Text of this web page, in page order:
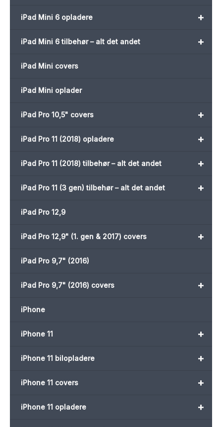
+
iPad Mini 6 opladere
+
iPad Mini 6 tilbehør – alt det andet
iPad Mini covers
iPad Mini oplader
+
iPad Pro 10,5" covers
+
iPad Pro 11 (2018) opladere
+
iPad Pro 11 (2018) tilbehør – alt det andet
+
iPad Pro 11 (3 gen) tilbehør – alt det andet
iPad Pro 12,9
+
iPad Pro 12,9" (1. gen & 2017) covers
iPad Pro 9,7" (2016)
+
iPad Pro 9,7" (2016) covers
iPhone
+
iPhone 11
+
iPhone 11 bilopladere
+
iPhone 11 covers
+
iPhone 11 opladere